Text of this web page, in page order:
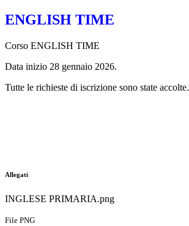
ENGLISH TIME
Corso ENGLISH TIME
Data inizio 28 gennaio 2026.
Tutte le richieste di iscrizione sono state accolte.
Allegati
INGLESE PRIMARIA.png
File PNG